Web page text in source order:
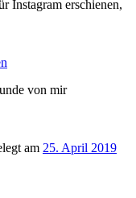
Instagram erschienen,
von mir
am 25. April 2019